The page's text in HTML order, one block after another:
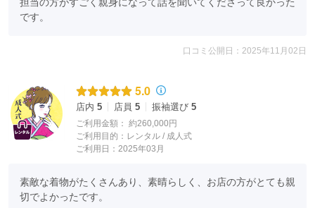
です。
口コミ公開日：2025年11月02日
5.0
店内 5 店員 5 振袖選び 5
ご利用金額： 約260,000円
ご利用目的： レンタル / 成人式
ご利用日：2025年03月
素敵な着物がたくさんあり、素晴らしく、お店の方がとても親
切でよかったです。